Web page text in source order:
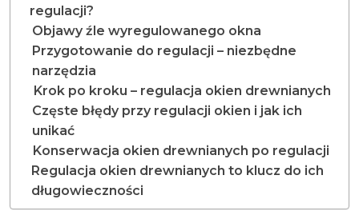
regulacji?
Objawy źle wyregulowanego okna
Przygotowanie do regulacji – niezbędne
narzędzia
Krok po kroku – regulacja okien drewnianych
Częste błędy przy regulacji okien i jak ich
unikać
Konserwacja okien drewnianych po regulacji
Regulacja okien drewnianych to klucz do ich
długowieczności